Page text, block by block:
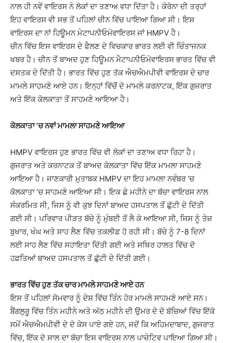
ਨਾਲ ਹੀ ਨਵੇਂ ਵਾਇਰਸ ਨੇ ਲੋਕਾਂ ਦਾ ਤਣਾਅ ਵਧਾ ਦਿੱਤਾ ਹੈ। ਕੋਰੋਨਾ ਦੀ ਤਰ੍ਹਾਂ
ਇਹ ਵਾਇਰਸ ਵੀ ਸਭ ਤੋਂ ਪਹਿਲਾਂ ਚੀਨ ਵਿੱਚ ਪਾਇਆ ਗਿਆ ਸੀ। ਇਸ
ਵਾਇਰਸ ਦਾ ਨਾਂ ਹਿਊਮਨ ਮੇਟਾਪਨੀਓਮੋਵਾਇਰਸ ਜਾਂ HMPV ਹੈ।
ਚੀਨ ਵਿੱਚ ਇਸ ਵਾਇਰਸ ਦੇ ਫੈਲਣ ਦੇ ਵਿਚਕਾਰ ਭਾਰਤ ਲਈ ਵੀ ਚਿੰਤਾਜਨਕ
ਖਬਰ ਹੈ। ਚੀਨ ਤੋਂ ਬਾਅਦ ਹੁਣ ਹਿਊਮਨ ਮੈਟਾਪਨੀਓਮੋਵਾਇਰਸ ਭਾਰਤ ਵਿੱਚ ਵੀ
ਦਸਤਕ ਦੇ ਦਿੱਤੀ ਹੈ। ਭਾਰਤ ਵਿੱਚ ਹੁਣ ਤੱਕ ਐਚਐਮਪੀਵੀ ਵਾਇਰਸ ਦੇ ਚਾਰ
ਮਾਮਲੇ ਸਾਹਮਣੇ ਆਏ ਹਨ। ਇਨ੍ਹਾਂ ਵਿੱਚੋਂ ਦੋ ਮਾਮਲੇ ਕਰਨਾਟਕ, ਇੱਕ ਗੁਜਰਾਤ
ਅਤੇ ਇੱਕ ਕੋਲਕਾਤਾ ਤੋਂ ਸਾਹਮਣੇ ਆਇਆ ਹੈ।
ਕੋਲਕਾਤਾ ‘ਚ ਨਵਾਂ ਮਾਮਲਾ ਸਾਹਮਣੇ ਆਇਆ
HMPV ਵਾਇਰਸ ਹੁਣ ਭਾਰਤ ਵਿੱਚ ਵੀ ਲੋਕਾਂ ਦਾ ਤਣਾਅ ਵਧਾ ਰਿਹਾ ਹੈ।
ਗੁਜਰਾਤ ਅਤੇ ਕਰਨਾਟਕ ਤੋਂ ਬਾਅਦ ਕੋਲਕਾਤਾ ਵਿੱਚ ਇੱਕ ਮਾਮਲਾ ਸਾਹਮਣੇ
ਆਇਆ ਹੈ। ਜਾਣਕਾਰੀ ਮੁਤਾਬਕ HMPV ਦਾ ਇਹ ਮਾਮਲਾ ਨਵੰਬਰ ‘ਚ
ਕੋਲਕਾਤਾ ‘ਚ ਸਾਹਮਣੇ ਆਇਆ ਸੀ। ਇਕ ਛੇ ਮਹੀਨੇ ਦਾ ਬੱਚਾ ਵਾਇਰਸ ਨਾਲ
ਸੰਕਰਮਿਤ ਸੀ, ਜਿਸ ਨੂੰ ਵੀ ਕੁਝ ਦਿਨਾਂ ਬਾਅਦ ਹਸਪਤਾਲ ਤੋਂ ਛੁੱਟੀ ਦੇ ਦਿੱਤੀ
ਗਈ ਸੀ। ਪਰਿਵਾਰ ਪੀੜਤ ਬੱਚੇ ਨੂੰ ਮੁੰਬਈ ਤੋਂ ਲੈ ਕੇ ਆਇਆ ਸੀ, ਜਿਸ ਨੂੰ ਤੇਜ਼
ਬੁਖਾਰ, ਖੰਘ ਅਤੇ ਸਾਹ ਲੈਣ ਵਿੱਚ ਤਕਲੀਫ਼ ਹੋ ਰਹੀ ਸੀ। ਬੱਚੇ ਨੂੰ 7-8 ਦਿਨਾਂ
ਲਈ ਸਾਹ ਲੈਣ ਵਿੱਚ ਸਹਾਇਤਾ ਦਿੱਤੀ ਗਈ ਅਤੇ ਸਥਿਰ ਹਾਲਤ ਵਿੱਚ ਦੋ
ਹਫ਼ਤਿਆਂ ਬਾਅਦ ਹਸਪਤਾਲ ਤੋਂ ਛੁੱਟੀ ਦੇ ਦਿੱਤੀ ਗਈ।
ਭਾਰਤ ਵਿੱਚ ਹੁਣ ਤੱਕ ਚਾਰ ਮਾਮਲੇ ਸਾਹਮਣੇ ਆਏ ਹਨ
ਇਸ ਤੋਂ ਪਹਿਲਾਂ ਸੋਮਵਾਰ ਨੂੰ ਦੇਸ਼ ਵਿੱਚ ਤਿੰਨ ਹੋਰ ਮਾਮਲੇ ਸਾਹਮਣੇ ਆਏ ਸਨ।
ਬੈਂਗਲੁਰੂ ਵਿੱਚ ਤਿੰਨ ਮਹੀਨੇ ਅਤੇ ਅੱਠ ਮਹੀਨੇ ਦੀ ਉਮਰ ਦੇ ਦੋ ਬੱਚਿਆਂ ਵਿੱਚ ਇੱਕੋ
ਸਮੇਂ ਐਚਐਮਪੀਵੀ ਦੇ ਦੋ ਕੇਸ ਪਾਏ ਗਏ ਹਨ, ਜਦੋਂ ਕਿ ਅਹਿਮਦਾਬਾਦ, ਗੁਜਰਾਤ
ਵਿੱਚ, ਇੱਕ ਦੋ ਸਾਲ ਦਾ ਬੱਚਾ ਇਸ ਵਾਇਰਸ ਨਾਲ ਪਾਜ਼ੇਟਿਵ ਪਾਇਆ ਗਿਆ ਸੀ।